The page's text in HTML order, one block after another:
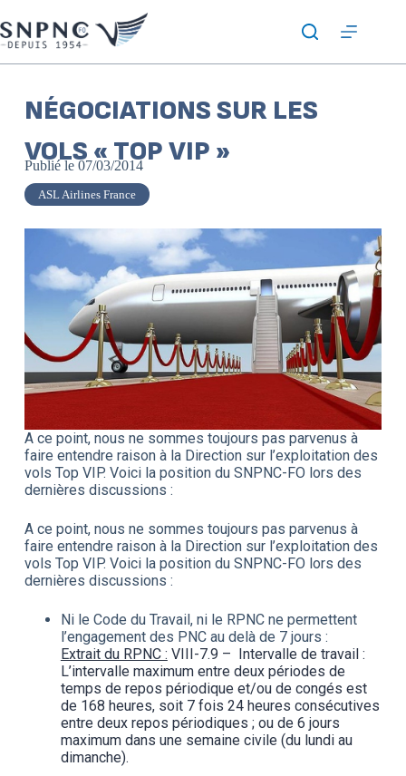
NÉGOCIATIONS SUR LES
VOLS « TOP VIP »
Publié le 07/03/2014
ASL Airlines France
A ce point, nous ne sommes toujours pas parvenus à
faire entendre raison à la Direction sur l’exploitation des
vols Top VIP. Voici la position du SNPNC-FO lors des
dernières discussions :
A ce point, nous ne sommes toujours pas parvenus à
faire entendre raison à la Direction sur l’exploitation des
vols Top VIP. Voici la position du SNPNC-FO lors des
dernières discussions :
Ni le Code du Travail, ni le RPNC ne permettent
l’engagement des PNC au delà de 7 jours :
Extrait du RPNC : VIII-7.9 – Intervalle de travail :
L’intervalle maximum entre deux périodes de
temps de repos périodique et/ou de congés est
de 168 heures, soit 7 fois 24 heures consécutives
entre deux repos périodiques ; ou de 6 jours
maximum dans une semaine civile (du lundi au
dimanche).